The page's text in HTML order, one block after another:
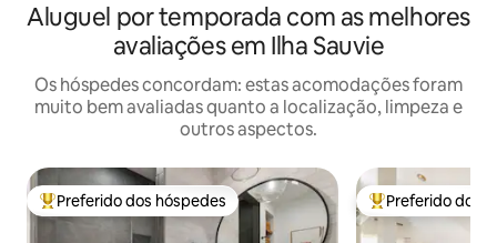
Aluguel por temporada com as melhores
avaliações em Ilha Sauvie
Os hóspedes concordam: estas acomodações foram
muito bem avaliadas quanto a localização, limpeza e
outros aspectos.
Entre os melhores preferidos dos hóspedes
Preferido dos hóspedes Entre os
Preferido dos